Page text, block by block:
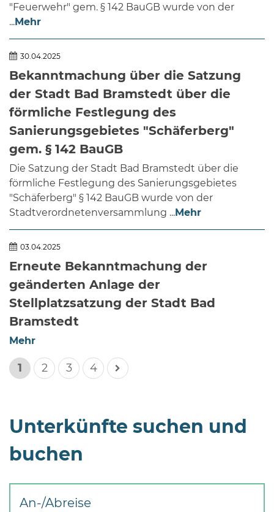
"Feuerwehr" gem. § 142 BauGB wurde von der
...Mehr
30.04.2025
Bekanntmachung über die Satzung
der Stadt Bad Bramstedt über die
förmliche Festlegung des
Sanierungsgebietes "Schäferberg"
gem. § 142 BauGB
Die Satzung der Stadt Bad Bramstedt über die
förmliche Festlegung des Sanierungsgebietes
"Schäferberg" § 142 BauGB wurde von der
Stadtverordnetenversammlung ...Mehr
03.04.2025
Erneute Bekanntmachung der
geänderten Anlage der
Stellplatzsatzung der Stadt Bad
Bramstedt
Mehr
1 2 3 4
Unterkünfte suchen und
buchen
An-/Abreise